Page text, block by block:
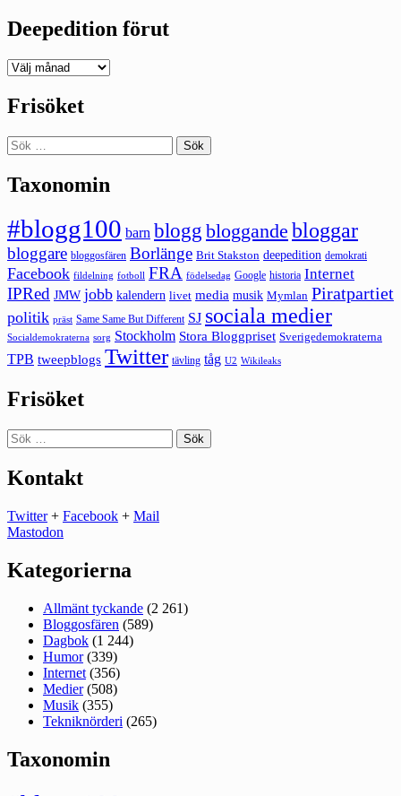
Deepedition förut
Deepedition
Frisöket
Sök
efter:
Taxonomin
#blogg100 barn blogg bloggande bloggar
bloggare bloggosfären Borlänge Brit Stakston deepedition demokrati
Facebook fildelning fotboll FRA födelsedag Google historia Internet
IPRed JMW jobb kalendern livet media musik Mymlan Piratpartiet
politik präst Same Same But Different SJ sociala medier
Socialdemokraterna sorg Stockholm Stora Bloggpriset Sverigedemokraterna
TPB tweepblogs Twitter tävling tåg U2 Wikileaks
Frisöket
Sök
efter:
Kontakt
Twitter+ Facebook + Mail
Mastodon
Kategorierna
Allmänt tyckande (2 261)
Bloggosfären (589)
Dagbok (1 244)
Humor(339)
Internet (356)
Medier(508)
Musik (355)
Tekniknörderi (265)
Taxonomin